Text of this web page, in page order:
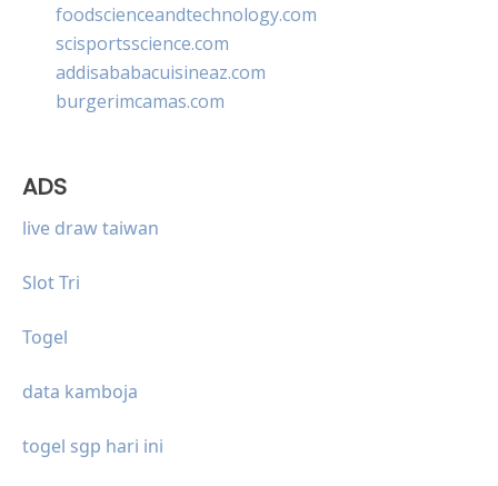
foodscienceandtechnology.com
scisportsscience.com
addisababacuisineaz.com
burgerimcamas.com
ADS
live draw taiwan
Slot Tri
Togel
data kamboja
togel sgp hari ini